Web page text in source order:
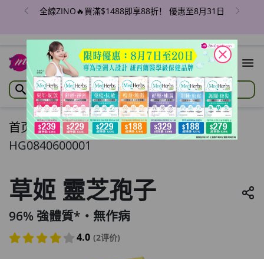
全線ZINO🔥買滿$1488即享88折！ 優惠至8月31日
首页/草姬 靈芝孢子
HG0840600001
草姬 靈芝孢子
96% 強體質*‧無作病
4.0 (2评价)
close